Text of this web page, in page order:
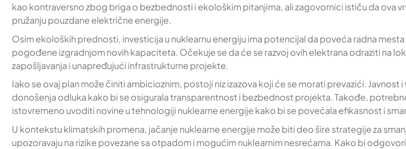
kao kontraversno zbog briga o bezbednosti i ekološkim pitanjima, ali zagovornici ističu da ova
pružanju pouzdane električne energije.
Osim ekoloških prednosti, investicija u nuklearnu energiju ima potencijal da poveća radna
pogođene izgradnjom novih kapaciteta. Očekuje se da će se razvoj ovih elektrana odraziti na
zapošljavanja i unapređujući infrastrukturne projekte.
Iako se ovaj plan može činiti ambicioznim, postoji niz izazova koji će se morati prevazići.
donošenja odluka kako bi se osigurala transparentnost i bezbednost projekta. Takođe,
istovremeno uvoditi novine u tehnologiji nuklearne energije kako bi se povećala efikasnost i
U kontekstu klimatskih promena, jačanje nuklearne energije može biti deo šire strategije za
upozoravaju na rizike povezane sa otpadom i mogućim nuklearnim nesrećama. Kako bi